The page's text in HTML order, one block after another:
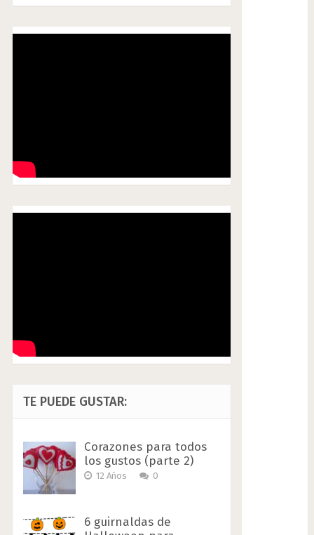
TE PUEDE GUSTAR:
Corazones para todos
los gustos (parte 2)
12 Años 0
6 guirnaldas de